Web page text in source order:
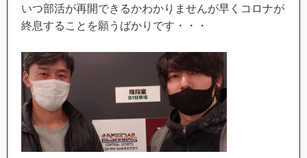
いつ部活が再開できるかわかりませんが早くコロナが
終息することを願うばかりです・・・